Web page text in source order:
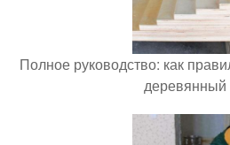
Полное руководство: как
деревянный